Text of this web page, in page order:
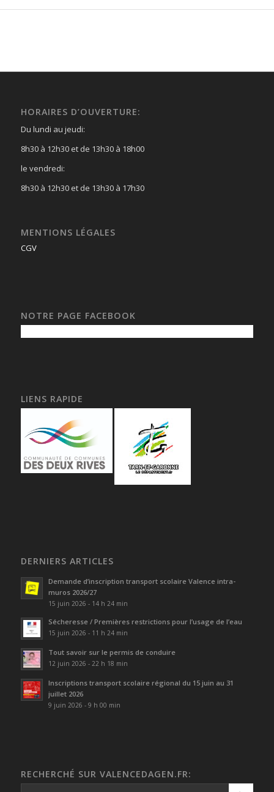
HORAIRES D’OUVERTURE:
Du lundi au jeudi:
8h30 à 12h30 et de 13h30 à 18h00
le vendredi:
8h30 à 12h30 et de 13h30 à 17h30
MENTIONS LÉGALES
CGV
NOTRE PAGE FACEBOOK
LIENS RAPIDE
DERNIERS ARTICLES
Demande d’inscription transport scolaire Valence intra-
muros 2026/27
15 juin 2026 - 14 h 24 min
Sécheresse / Premières restrictions pour l’usage de l’eau
15 juin 2026 - 11 h 24 min
Tout savoir sur le permis de conduire
12 juin 2026 - 22 h 18 min
Inscriptions transport scolaire régional du 15 juin au 31
juillet 2026
9 juin 2026 - 9 h 00 min
RECHERCHÉ SUR VALENCEDAGEN.FR: